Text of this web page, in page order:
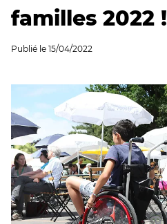
familles 2022 !
Publié le 15/04/2022